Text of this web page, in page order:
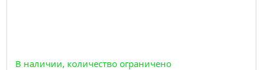
В наличии, количество ограничено